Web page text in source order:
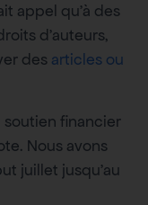
appel qu’à des
d’auteurs,
des articles ou
financier
Nous avons
juillet jusqu’au